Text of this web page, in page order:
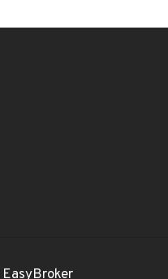
EasyBroker